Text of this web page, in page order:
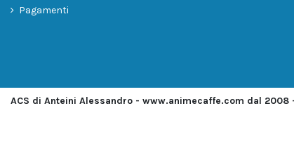
Pagamenti
ACS di Anteini Alessandro - www.animecaffe.com dal